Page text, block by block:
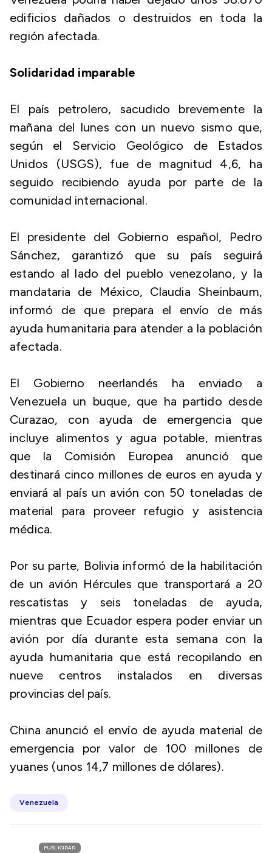
edificios dañados o destruidos en toda la
región afectada.
Solidaridad imparable
El país petrolero, sacudido brevemente la
mañana del lunes con un nuevo sismo que,
según el Servicio Geológico de Estados
Unidos (USGS), fue de magnitud 4,6, ha
seguido recibiendo ayuda por parte de la
comunidad internacional.
El presidente del Gobierno español, Pedro
Sánchez, garantizó que su país seguirá
estando al lado del pueblo venezolano, y la
mandataria de México, Claudia Sheinbaum,
informó de que prepara el envío de más
ayuda humanitaria para atender a la población
afectada.
El Gobierno neerlandés ha enviado a
Venezuela un buque, que ha partido desde
Curazao, con ayuda de emergencia que
incluye alimentos y agua potable, mientras
que la Comisión Europea anunció que
destinará cinco millones de euros en ayuda y
enviará al país un avión con 50 toneladas de
material para proveer refugio y asistencia
médica.
Por su parte, Bolivia informó de la habilitación
de un avión Hércules que transportará a 20
rescatistas y seis toneladas de ayuda,
mientras que Ecuador espera poder enviar un
avión por día durante esta semana con la
ayuda humanitaria que está recopilando en
nueve centros instalados en diversas
provincias del país.
China anunció el envío de ayuda material de
emergencia por valor de 100 millones de
yuanes (unos 14,7 millones de dólares).
Venezuela
PUBLICIDAD